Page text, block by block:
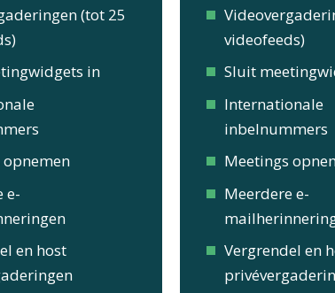
(tot 25
in
e-
en host
videofeeds)
Sluit
Internationale
inbelnummers
Meetings
Meerdere e-
Vergrendel en